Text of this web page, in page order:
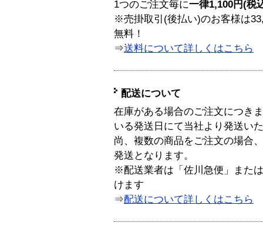
1つのご注文毎に一律1,100円(税
※売掛取引(後払い)のお客様は
無料！
⇒送料について詳しくはこちら
配送について
在庫がある場合のご注文につき
いる発送日にて当社より発送い
尚、複数の商品をご注文の場合
発送となります。
※配送業者は「佐川急便」また
けます
⇒配送について詳しくはこちら